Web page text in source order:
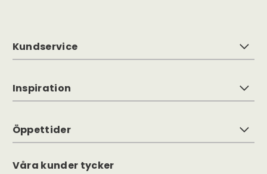
Kundservice
Inspiration
Öppettider
Våra kunder tycker